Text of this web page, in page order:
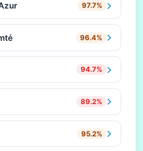
97.7%
96.4%
94.7%
89.2%
95.2%